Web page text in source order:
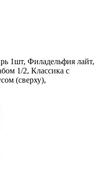
1шт, Филадельфия лайт,
1/2, Классика с
(сверху),